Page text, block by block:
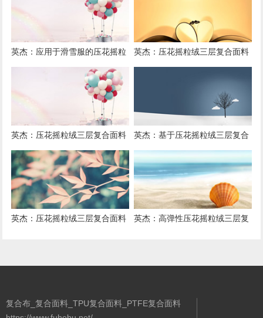
英杰：应用于滑雪服的压花摇粒
绒三层复合面料抗撕裂与耐磨性
英杰：压花摇粒绒三层复合面料
英杰：压花摇粒绒三层复合面料
在户外运动服饰中的保暖与透气
性能研究
英杰：基于压花摇粒绒三层复合
结构的功能性家居纺织品开发与
应用
英杰：压花摇粒绒三层复合面料
英杰：高弹性压花摇粒绒三层复
复合布_复合面料_TPU复合面料_PTFE复合面料